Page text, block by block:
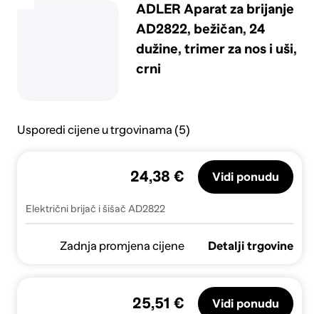
ADLER Aparat za brijanje
AD2822, bežičan, 24
dužine, trimer za nos i uši,
crni
Usporedi cijene u trgovinama (5)
Električni brijač i šišač AD2822
24,38 € Vidi ponudu
Zadnja promjena cijene Detalji trgovine
25,51 € Vidi ponudu